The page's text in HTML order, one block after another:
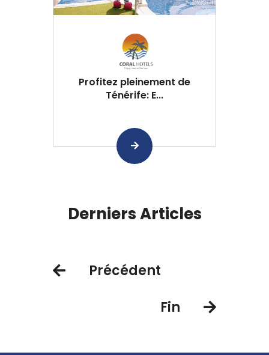
Profitez pleinement de
Ténérife: E...
Derniers Articles
Précédent
Fin